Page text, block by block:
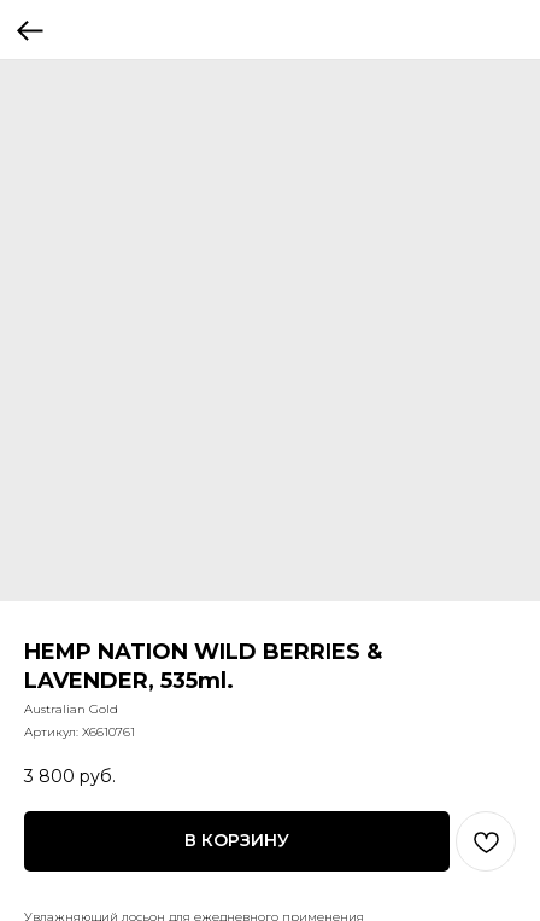
HEMP NATION WILD BERRIES &
LAVENDER, 535ml.
Australian Gold
Артикул: X6610761
3 800 руб.
В КОРЗИНУ
Увлажняющий лосьон для ежедневного применения